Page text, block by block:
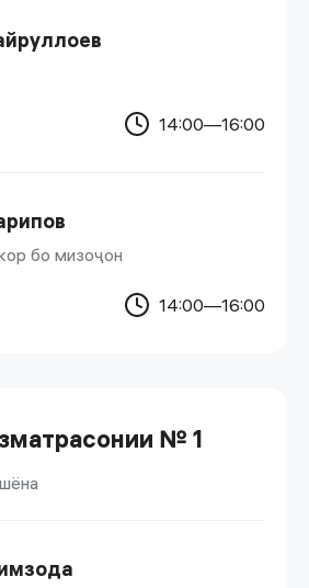
14:00—16:00
бо мизоҷон
14:00—16:00
№ 1